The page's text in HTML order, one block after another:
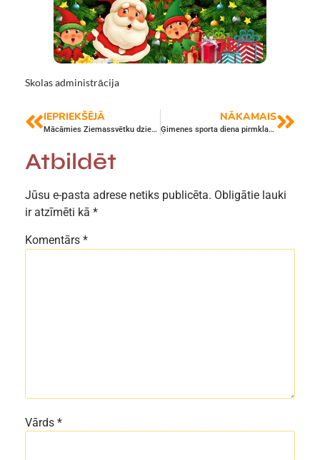
Skolas administrācija
IEPRIEKŠĒJĀ
Mācāmies Ziemassvētku dziesmas, piedalāmies un uzvaram karaoke konkursā!
NĀKAMAIS
Ģimenes sporta diena pirmklasniekiem
Atbildēt
Jūsu e-pasta adrese netiks publicēta. Obligātie lauki
ir atzīmēti kā *
Komentārs *
Vārds *